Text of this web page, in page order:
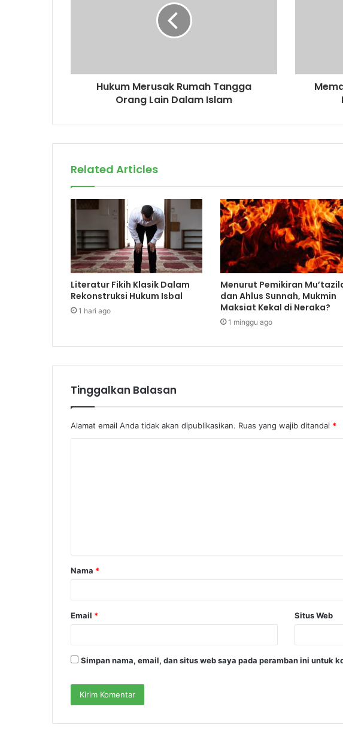
r
Hukum Merusak Rumah Tangga
Orang Lain Dalam Islam
Related Articles
Literatur Fikih Klasik Dalam
Rekonstruksi Hukum Isbal
1 hari ago
Menurut Pemikiran
dan Ahlus Sunnah, Mukmin
Maksiat Kekal di Neraka?
1 minggu ago
Tinggalkan Balasan
Alamat email Anda tidak akan dipublikasikan. Ruas yang wajib ditandai *
a
r
Nama *
Email * Situs Web
Simpan nama, email, dan situs web saya pada peramban ini untuk